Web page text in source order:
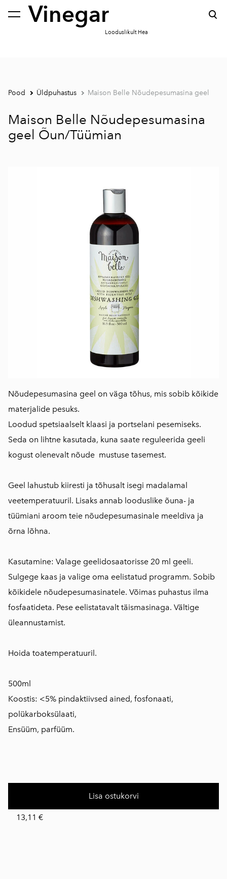
Vinegar
Looduslikult Hea
lisati ostukorvi. Vaata ostukorvi
Pood Üldpuhastus Maison Belle Nõudepesumasina geel
Maison Belle Nõudepesumasina
geel Õun/Tüümian
Nõudepesumasina geel on väga tõhus, mis sobib kõikide
materjalide pesuks.
Loodud spetsiaalselt klaasi ja portselani pesemiseks.
Seda on lihtne kasutada, kuna saate reguleerida geeli
kogust olenevalt nõude mustuse tasemest.
Geel lahustub kiiresti ja tõhusalt isegi madalamal
veetemperatuuril. Lisaks annab looduslike õuna- ja
tüümiani aroom teie nõudepesumasinale meeldiva ja
õrna lõhna.
Kasutamine: Valage geelidosaatorisse 20 ml geeli.
Sulgege kaas ja valige oma eelistatud programm. Sobib
kõikidele nõudepesumasinatele. Võimas puhastus ilma
fosfaatideta. Pese eelistatavalt täismasinaga. Vältige
üleannustamist.
Hoida toatemperatuuril.
500ml
Koostis: <5% pindaktiivsed ained, fosfonaati,
polükarboksülaati,
Ensüüm, parfüüm.
Lisa ostukorvi
13,11 €